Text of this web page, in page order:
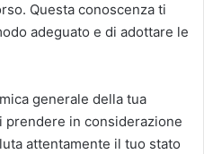
Questa conoscenza ti
adeguato e di adottare le
generale della tua
prendere in considerazione
attentamente il tuo stato